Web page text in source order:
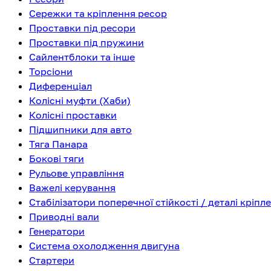
Сережки та кріплення ресор
Проставки під ресори
Проставки під пружини
Сайлентблоки та інше
Торсіони
Диференціал
Колісні муфти (Хаби)
Колісні проставки
Підшипники для авто
Тяга Панара
Бокові тяги
Рульове управління
Важелі керування
Стабілізатори поперечної стійкості / деталі
Приводні вали
Генератори
Система охолодження двигуна
Стартери